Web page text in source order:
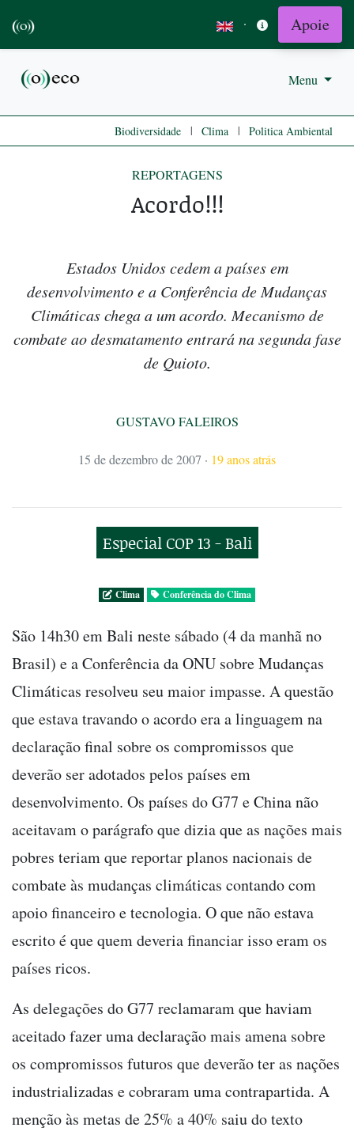
· Apoie
Menu
Biodiversidade | Clima | Politica Ambiental
REPORTAGENS
Acordo!!!
Estados Unidos cedem a países em
desenvolvimento e a Conferência de Mudanças
Climáticas chega a um acordo. Mecanismo de
combate ao desmatamento entrará na segunda fase
de Quioto.
GUSTAVO FALEIROS
15 de dezembro de 2007 · 19 anos atrás
Especial COP 13 - Bali
Clima Conferência do Clima
São 14h30 em Bali neste sábado (4 da manhã no
Brasil) e a Conferência da ONU sobre Mudanças
Climáticas resolveu seu maior impasse. A questão
que estava travando o acordo era a linguagem na
declaração final sobre os compromissos que
deverão ser adotados pelos países em
desenvolvimento. Os países do G77 e China não
aceitavam o parágrafo que dizia que as nações mais
pobres teriam que reportar planos nacionais de
combate às mudanças climáticas contando com
apoio financeiro e tecnologia. O que não estava
escrito é que quem deveria financiar isso eram os
países ricos.
As delegações do G77 reclamaram que haviam
aceitado fazer uma declaração mais amena sobre
os compromissos futuros que deverão ter as nações
industrializadas e cobraram uma contrapartida. A
menção às metas de 25% a 40% saiu do texto